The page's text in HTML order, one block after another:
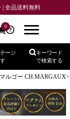
全品送料無料
0
ージ
キーワード
で検索する
ルゴー CH.MARGAUX